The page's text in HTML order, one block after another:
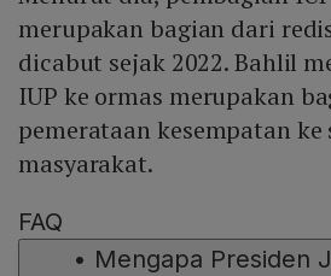
merupakan bagian dari
dicabut sejak 2022. Bahlil
IUP ke ormas merupakan
pemerataan kesempatan
masyarakat.
FAQ
• Mengapa Presiden